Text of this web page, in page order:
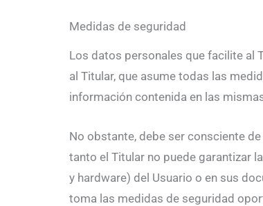
Medidas de seguridad
Los datos personales que facilite al
al Titular, que asume todas las
información contenida en las
No obstante, debe ser consciente
tanto el Titular no puede garantizar
y hardware) del Usuario o en sus
toma las medidas de seguridad